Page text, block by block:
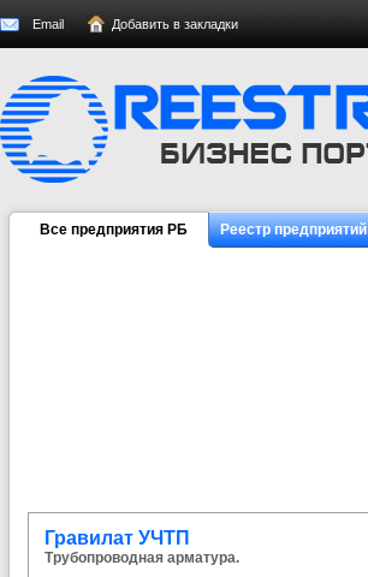
Email Добавить в закладки
Все предприятия РБ Реестр предприятий
Гравилат УЧТП
Трубопроводная арматура.